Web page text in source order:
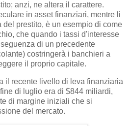
anzi, ne altera il carattere.
in asset finanziari, mentre li
del prestito, è un esempio di come
che quando i tassi d'interesse
di un precedente
costringerà i banchieri a
il proprio capitale.
il recente livello di leva finanziaria
di luglio era di $844 miliardi,
di margine iniziali che si
del mercato.